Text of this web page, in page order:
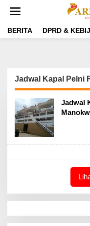
t
BERITA DPRD &
Jadwal Kapal Pelni
Jadwal